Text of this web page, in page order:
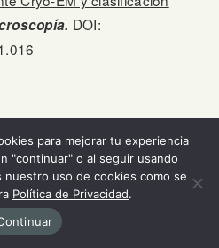
DOI:
M., Hull, J.A., McKenna, R.,
Baker, T.S., Agbandje-
Estructura corregida de
de una variante de la cápside
para mejorar tu experiencia
"continuar" o al seguir usando
uso de cookies como se
Política de Privacidad.